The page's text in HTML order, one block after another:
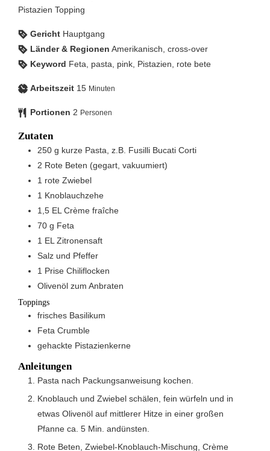
Pistazien Topping
Gericht Hauptgang
Länder & Regionen Amerikanisch, cross-over
Keyword Feta, pasta, pink, Pistazien, rote bete
Arbeitszeit 15 Minuten
Portionen 2 Personen
Zutaten
250 g kurze Pasta, z.B. Fusilli Bucati Corti
2 Rote Beten (gegart, vakuumiert)
1 rote Zwiebel
1 Knoblauchzehe
1,5 EL Crème fraîche
70 g Feta
1 EL Zitronensaft
Salz und Pfeffer
1 Prise Chiliflocken
Olivenöl zum Anbraten
Toppings
frisches Basilikum
Feta Crumble
gehackte Pistazienkerne
Anleitungen
Pasta nach Packungsanweisung kochen.
Knoblauch und Zwiebel schälen, fein würfeln und in
etwas Olivenöl auf mittlerer Hitze in einer großen
Pfanne ca. 5 Min. andünsten.
Rote Beten, Zwiebel-Knoblauch-Mischung, Crème